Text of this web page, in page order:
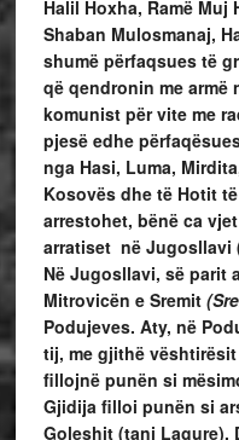
Halil Hoxha, Ramë Muj
Shaban Mulosmanaj,
shumë përfaqsues të
që qendronin me armë
komunist për vite me
pjesë edhe
nga Hasi, Luma,
Kosovës dhe të Hotit
arrestohet, bënë ca
arratiset në Jugosllavi
Në Jugosllavi, së parit
Mitrovicën e Sremit
Podujeves. Aty, në
tij, me gjithë
fillojnë punën si
Gjidija filloi punën si
Goleshit (tani Lagure).